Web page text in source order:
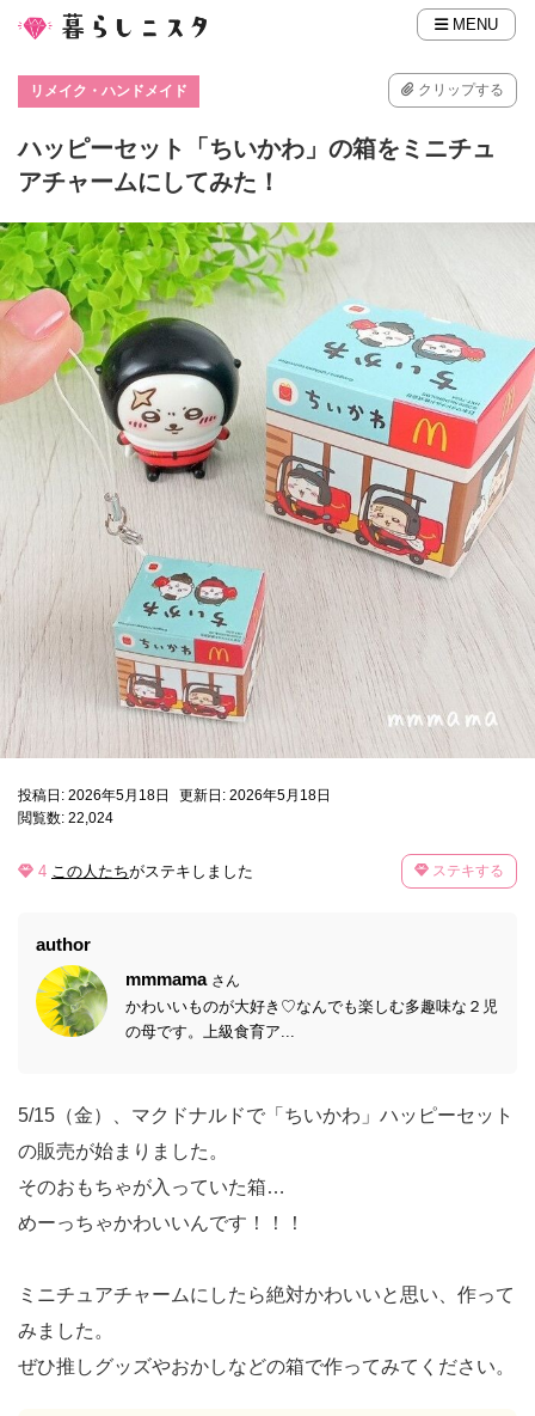
MENU
リメイク・ハンドメイド クリップする
ハッピーセット「ちいかわ」の箱をミニチュ
アチャームにしてみた！
投稿日: 2026年5月18日
更新日: 2026年5月18日
閲覧数: 22,024
4 この人たちがステキしました ステキする
author
mmmama さん
かわいいものが大好き♡なんでも楽しむ多趣味な２児
の母です。上級食育ア...
5/15（金）、マクドナルドで「ちいかわ」ハッピーセット
の販売が始まりました。
そのおもちゃが入っていた箱…
めーっちゃかわいいんです！！！
ミニチュアチャームにしたら絶対かわいいと思い、作って
みました。
ぜひ推しグッズやおかしなどの箱で作ってみてください。